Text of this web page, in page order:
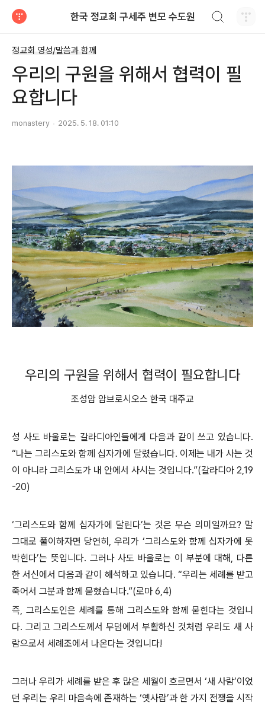
한국 정교회 구세주 변모 수도원
정교회 영성/말씀과 함께
우리의 구원을 위해서 협력이 필
요합니다
monastery 2025. 5. 18. 01:10
우리의 구원을 위해서 협력이 필요합니다
조성암 암브로시오스 한국 대주교
성 사도 바울로는 갈라디아인들에게 다음과 같이 쓰고 있습니다.
“나는 그리스도와 함께 십자가에 달렸습니다. 이제는 내가 사는 것
이 아니라 그리스도가 내 안에서 사시는 것입니다.”(갈라디아 2,19
-20)
‘그리스도와 함께 십자가에 달린다’는 것은 무슨 의미일까요? 말
그대로 풀이하자면 당연히, 우리가 ‘그리스도와 함께 십자가에 못
박힌다’는 뜻입니다. 그러나 사도 바울로는 이 부분에 대해, 다른
한 서신에서 다음과 같이 해석하고 있습니다. “우리는 세례를 받고
죽어서 그분과 함께 묻혔습니다.”(로마 6,4)
즉, 그리스도인은 세례를 통해 그리스도와 함께 묻힌다는 것입니
다. 그리고 그리스도께서 무덤에서 부활하신 것처럼 우리도 새 사
람으로서 세례조에서 나온다는 것입니다!
그러나 우리가 세례를 받은 후 많은 세월이 흐르면서 ‘새 사람’이었
던 우리는 우리 마음속에 존재하는 ‘옛사람’과 한 가지 전쟁을 시작